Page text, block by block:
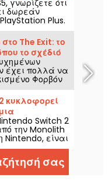
γνωρίζετε ότι
δωρεάν
Plus.
που
του 2026;
αυτού του
The Exit: το
το σχέδιό
έχει πολλά να
Φορβόν
τιμόνι μιας
ενός
κυκλοφορεί
Switch 2
την Monolith
Nintendo, είναι
2026 στο
έκδοση
RPG και σας